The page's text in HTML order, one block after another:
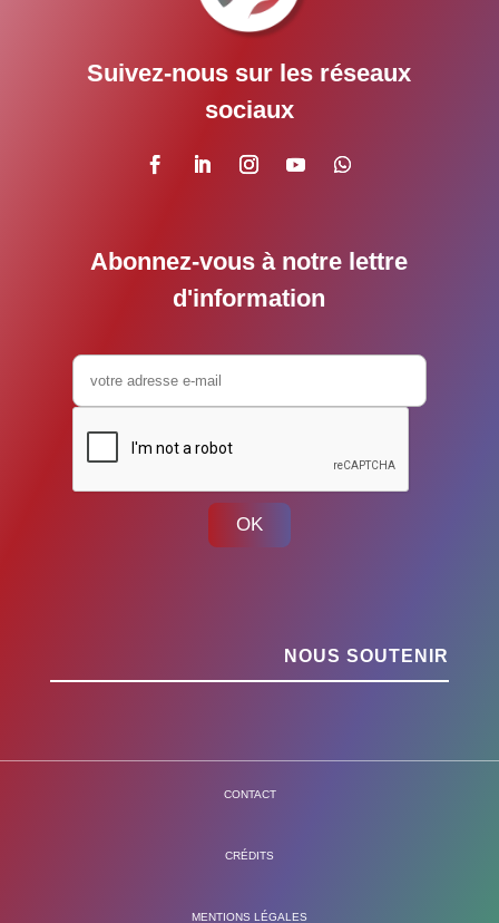
Suivez-nous sur les réseaux
sociaux
Abonnez-vous à notre lettre
d'information
OK
NOUS SOUTENIR
CONTACT
CRÉDITS
MENTIONS LÉGALES